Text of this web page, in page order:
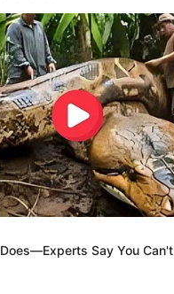
Say You